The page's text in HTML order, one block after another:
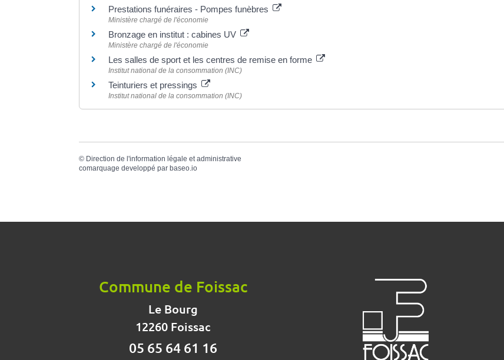
Prestations funéraires - Pompes funèbres
Ministère chargé de l'économie
Bronzage en institut : cabines UV
Ministère chargé de l'économie
Les salles de sport et les centres de remise en forme
Institut national de la consommation (INC)
Teinturiers et pressings
Institut national de la consommation (INC)
© Direction de l'information légale et administrative
comarquage developpé parbaseo.io
Commune de Foissac
Le Bourg
12260 Foissac
05 65 64 61 16